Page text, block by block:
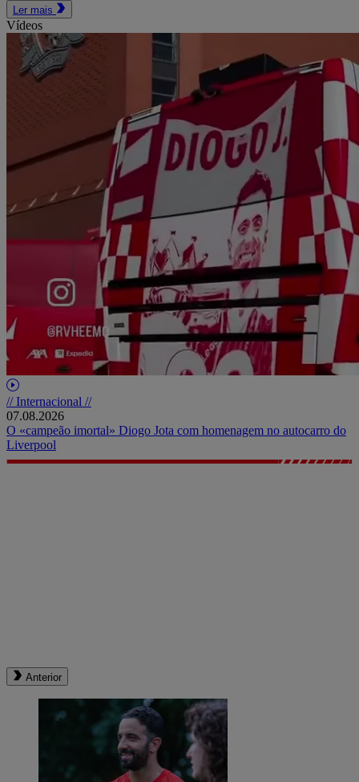
Ler mais
Vídeos
// Internacional //
07.08.2026
O «campeão imortal» Diogo Jota com homenagem no autocarro do
Liverpool
Anterior